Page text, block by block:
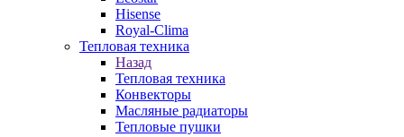
Hisense
Royal-Clima
Тепловая техника
Назад
Тепловая техника
Конвекторы
Масляные радиаторы
Тепловые пушки